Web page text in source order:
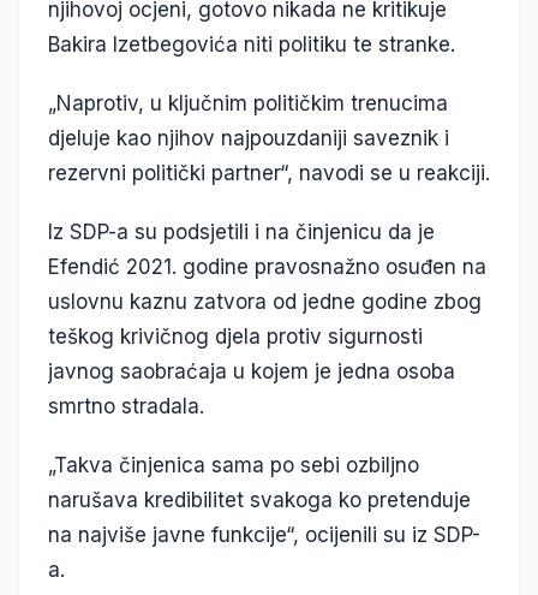
njihovoj ocjeni, gotovo nikada ne kritikuje
Bakira Izetbegovića niti politiku te stranke.
„Naprotiv, u ključnim političkim trenucima
djeluje kao njihov najpouzdaniji saveznik i
rezervni politički partner“, navodi se u reakciji.
Iz SDP-a su podsjetili i na činjenicu da je
Efendić 2021. godine pravosnažno osuđen na
uslovnu kaznu zatvora od jedne godine zbog
teškog krivičnog djela protiv sigurnosti
javnog saobraćaja u kojem je jedna osoba
smrtno stradala.
„Takva činjenica sama po sebi ozbiljno
narušava kredibilitet svakoga ko pretenduje
na najviše javne funkcije“, ocijenili su iz SDP-
a.